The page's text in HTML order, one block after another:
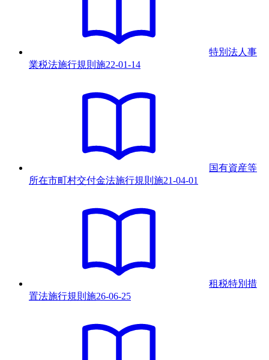
特別法人事
業税法施行規則 施22-01-14
国有資産等
所在市町村交付金法施行規則 施21-04-01
租税特別措
置法施行規則 施26-06-25